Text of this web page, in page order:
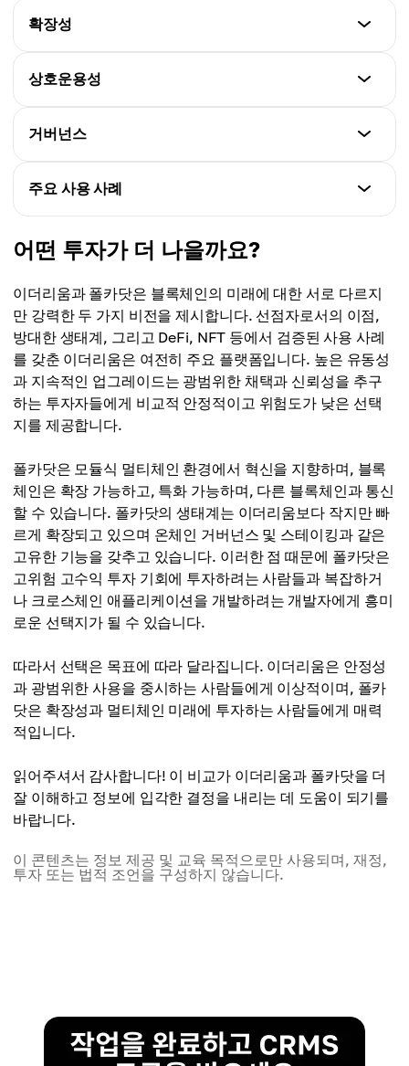
폴카닷
이더리움
폴카닷
확장성
이더리움
폴카닷
상호운용성
이더리움
폴카닷
거버넌스
이더리움
폴카닷
주요 사용 사례
이더리움
DeFi, NFT, DAO, Web3 앱
폴카닷
상호 운용 가능한 블록체인, 맞춤형 Web3 네트워크, 멀
티체인 dApp
어떤 투자가 더 나을까요?
이더리움과 폴카닷은 블록체인의 미래에 대한 서로 다르지
만 강력한 두 가지 비전을 제시합니다. 선점자로서의 이점,
방대한 생태계, 그리고 DeFi, NFT 등에서 검증된 사용 사례
를 갖춘 이더리움은 여전히 ​​주요 플랫폼입니다. 높은 유동성
과 지속적인 업그레이드는 광범위한 채택과 신뢰성을 추구
하는 투자자들에게 비교적 안정적이고 위험도가 낮은 선택
지를 제공합니다.
폴카닷은 모듈식 멀티체인 환경에서 혁신을 지향하며, 블록
체인은 확장 가능하고, 특화 가능하며, 다른 블록체인과 통신
할 수 있습니다. 폴카닷의 생태계는 이더리움보다 작지만 빠
르게 확장되고 있으며 온체인 거버넌스 및 스테이킹과 같은
고유한 기능을 갖추고 있습니다. 이러한 점 때문에 폴카닷은
고위험 고수익 투자 기회에 투자하려는 사람들과 복잡하거
나 크로스체인 애플리케이션을 개발하려는 개발자에게 흥미
로운 선택지가 될 수 있습니다.
따라서 선택은 목표에 따라 달라집니다. 이더리움은 안정성
과 광범위한 사용을 중시하는 사람들에게 이상적이며, 폴카
닷은 확장성과 멀티체인 미래에 투자하는 사람들에게 매력
적입니다.
읽어주셔서 감사합니다! 이 비교가 이더리움과 폴카닷을 더
잘 이해하고 정보에 입각한 결정을 내리는 데 도움이 되기를
바랍니다.
이 콘텐츠는 정보 제공 및 교육 목적으로만 사용되며, 재정,
투자 또는 법적 조언을 구성하지 않습니다.